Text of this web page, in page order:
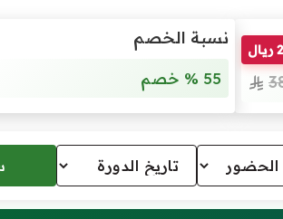
نسبة الخصم
55 % خصم